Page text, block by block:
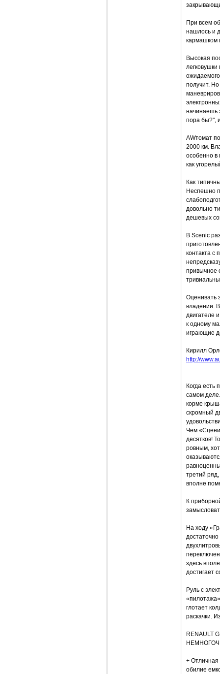
При всем
нашлось и
кармашком
Высокая
получит.
начинаешь
пора бы?",
AWтомат
2000 км.
особенно в
как
Как
Неспешно
довольно
дешевых
В Scenic
контакта с
привычное
Оценивать
владении.
двигателе
к одному
играющие
Кирилл
http://
Когда
самом
корме
скромный
Чем
десятков!
ровным,
третий
вполне
К
На ходу
здесь
достигает
Руль с
глотает
раскачки.
+
обилие